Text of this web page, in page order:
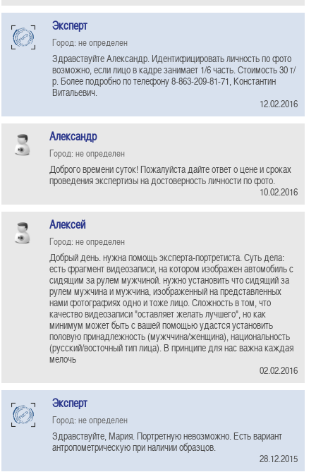
Эксперт
Город: не определен
Здравствуйте Александр. Идентифицировать личность по фото
возможно, если лицо в кадре занимает 1/6 часть. Стоимость 30 т/
р. Более подробно по телефону 8-863-209-81-71, Константин
Витальевич.
12.02.2016
Александр
Город: не определен
Доброго времени суток! Пожалуйста дайте ответ о цене и сроках
проведения экспертизы на достоверность личности по фото.
10.02.2016
Алексей
Город: не определен
Добрый день. нужна помощь эксперта-портретиста. Суть дела:
есть фрагмент видеозаписи, на котором изображен автомобиль с
сидящим за рулем мужчиной. нужно установить что сидящий за
рулем мужчина и мужчина, изображенный на представленных
нами фотографиях одно и тоже лицо. Сложность в том, что
качество видеозаписи "оставляет желать лучшего", но как
минимум может быть с вашей помощью удастся установить
половую принадлежность (мужччина/женщина), национальность
(русский/восточный тип лица). В принципе для нас важна каждая
мелочь
02.02.2016
Эксперт
Город: не определен
Здравствуйте, Мария. Портретную невозможно. Есть вариант
антропометрическую при наличии образцов.
28.12.2015